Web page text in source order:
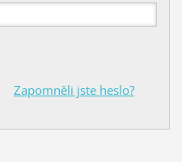
Zapomněli jste heslo?